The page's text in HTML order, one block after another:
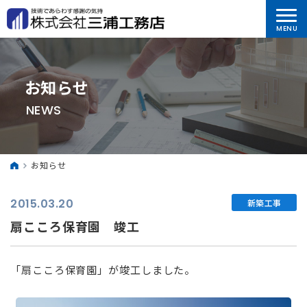
お知らせ
NEWS
お知らせ
2015.03.20 新築工事
扇こころ保育園 竣工
「扇こころ保育園」が竣工しました。